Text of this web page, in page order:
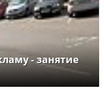
- занятие